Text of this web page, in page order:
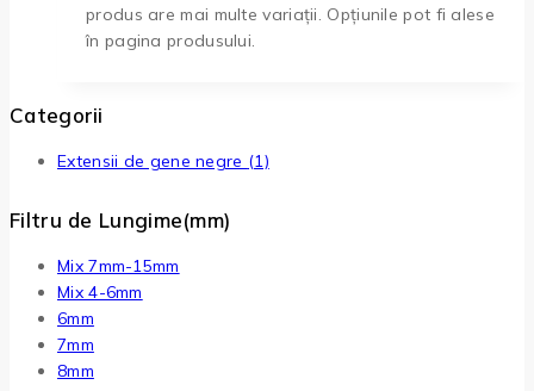
produs are mai multe variații. Opțiunile pot fi alese
în pagina produsului.
Categorii
Extensii de gene negre (1)
Filtru de Lungime(mm)
Mix 7mm-15mm
Mix 4-6mm
6mm
7mm
8mm